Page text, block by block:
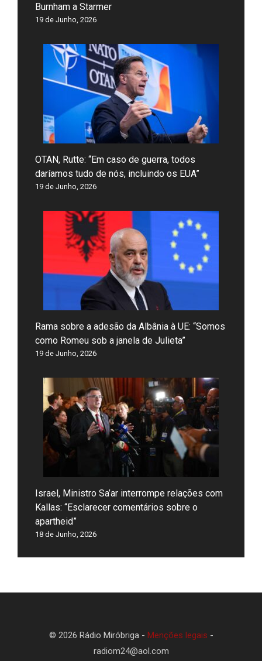
Burnham a Starmer
19 de Junho, 2026
OTAN, Rutte: “Em caso de guerra, todos
daríamos tudo de nós, incluindo os EUA”
19 de Junho, 2026
Rama sobre a adesão da Albânia à UE: “Somos
como Romeu sob a janela de Julieta”
19 de Junho, 2026
Israel, Ministro Sa’ar interrompe relações com
Kallas: “Esclarecer comentários sobre o
apartheid”
18 de Junho, 2026
© 2026 Rádio Miróbriga - Menções legais -
radiom24@aol.com